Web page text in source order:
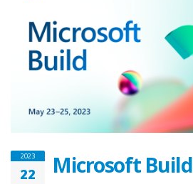
2023
22 Microsoft Build